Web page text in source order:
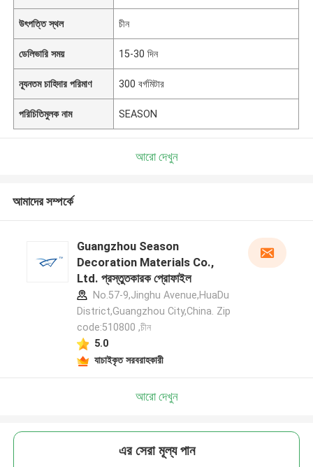
উৎপত্তি স্থল চীন
ডেলিভারি সময় 15-30 দিন
ন্যূনতম চাহিদার পরিমাণ 300 বর্গমিটার
পরিচিতিমুলক নাম SEASON
আরো দেখুন
আমাদের সম্পর্কে
Guangzhou Season
Decoration Materials Co.,
Ltd. প্রস্তুতকারক প্রোফাইল
No.57-9,Jinghu Avenue,HuaDu
District,Guangzhou City,China. Zip
code:510800 ,চীন
5.0
যাচাইকৃত সরবরাহকারী
আরো দেখুন
এর সেরা মূল্য পান